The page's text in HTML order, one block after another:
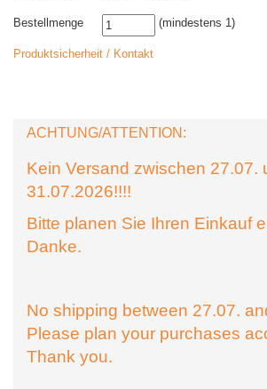
Bestellmenge (mindestens 1)
Produktsicherheit / Kontakt
ACHTUNG/ATTENTION:
Kein Versand zwischen 27.07.
31.07.2026!!!!
Bitte planen Sie Ihren Einkauf
Danke.
No shipping between 27.07.
Please plan your purchases
Thank you.